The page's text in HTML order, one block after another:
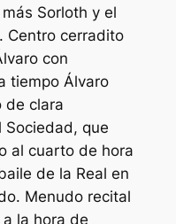
Sorloth y el
Centro cerradito
con
tiempo Álvaro
de clara
Sociedad, que
al cuarto de hora
de la Real en
Menudo recital
la hora de